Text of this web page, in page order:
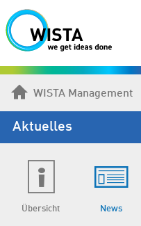
WISTA Management
Aktuelles
Übersicht News